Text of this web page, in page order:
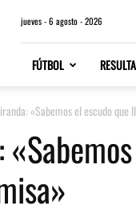
jueves - 6 agosto - 2026
FÚTBOL
«Sabemos el escudo que